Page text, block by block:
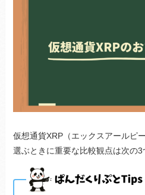
仮想通貨XRP（エックスアールピ
選ぶときに重要な比較観点は次の3